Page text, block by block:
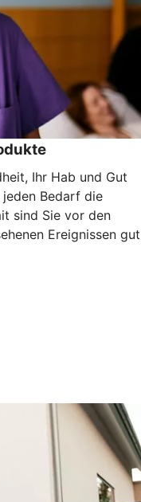
Ihr Hab und Gut
Bedarf die
sind Sie vor den
Ereignissen gut